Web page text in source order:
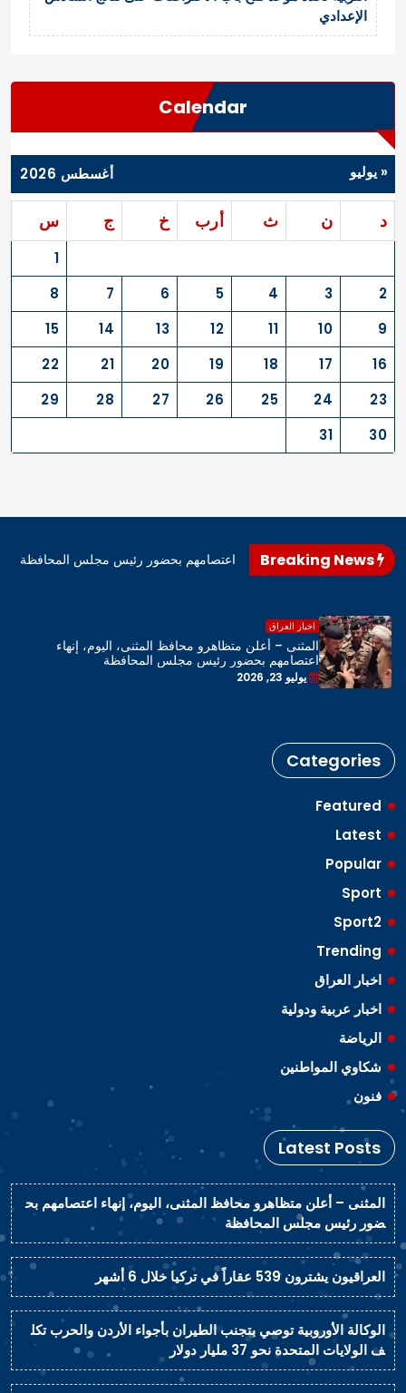
الإعدادي
Calendar
أغسطس 2026
د ن ث أرب خ ج س
1
2
3
4
5
6
7
8
9
10
11
12
13
14
15
16
17
18
19
20
21
22
23
24
25
26
27
28
29
30
31
« يوليو
محافظ المثنى، اليوم، إنهاء اعتصامهم بحضور رئيس مجلس المحافظة
اخبار العراق
المثنى – أعلن متظاهرو محافظ المثنى، اليوم، إنهاء
اعتصامهم بحضور رئيس مجلس المحافظة
يوليو 23, 2026
Categories
Featured
Latest
Popular
Sport
Sport2
Trending
اخبار العراق
اخبار عربية ودولية
الرياضة
شكاوي المواطنين
فنون
Latest Posts
المثنى – أعلن متظاهرو محافظ المثنى، اليوم، إنهاء اعتصامهم بح
ضور رئيس مجلس المحافظة
العراقيون يشترون 539 عقاراً في تركيا خلال 6 أشهر
الوكالة الأوروبية توصي بتجنب الطيران بأجواء الأردن والحرب تكل
ف الولايات المتحدة نحو 37 مليار دولار